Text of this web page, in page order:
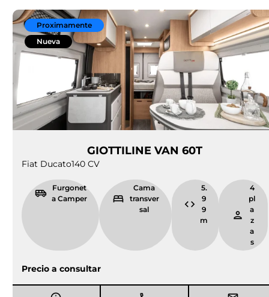
Proximamente
Nueva
GIOTTILINE VAN 60T
Fiat Ducato140 CV
Furgonet
Cama
transver
5.
9
9
4
pl
a
z
a
Precio a consultar